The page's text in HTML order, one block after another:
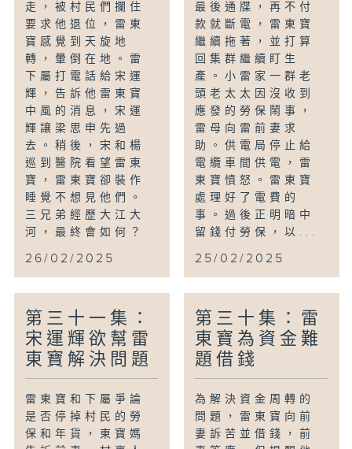
走，被村民們攔住
要求他退位，雷東
寶感覺到天旋地
轉，暈倒在地。雷
下屬打電話給宋運
輝，告訴他雷東寶
中風的消息，宋運
輝讓梁思申先過
去。稍後，宋和楊
巡到醫院看望雷東
寶，雷東寶卻裝作
睡覺不想見他們。
三兄弟經歷大江大
河，最終會如何？
26/02/2025
最後通牒，再不付
款就斷電，雷東寶
繼續拖著，並打算
回集群繼續盯生
產。小雷家一群老
頭老太太因沒收到
應發的勞保鬧事，
雷母向雷前妻求
助。供電局停止給
電纜車間供電，雷
東寶憤怒。雷東寶
處理好了電費的
事。過後正明暗中
留錢付勞保，以...
25/02/2025
第三十一集：
宋運輝欲幫雷
東寶解決問題
雷東寶和下屬爭論
是否停掉村民的勞
保和年貨，東寶媽
第三十集：雷
東寶為資金難
題借錢
為解決資金周轉的
問題，雷東寶向前
妻訴苦並借錢，前